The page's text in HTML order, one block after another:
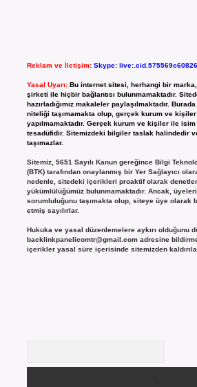
Reklam ve İletişim: Skype:
Yasal Uyarı: Bu internet sitesi, herhangi bir
şirketi ile hiçbir bağlantısı bulunmamaktadır.
hazırladığımız makaleler paylaşılmaktadır.
niteliği taşımamakta olup, gerçek kurum ve kişiler
yapılmamaktadır. Gerçek kurum ve kişiler ile
tesadüfidir. Sitemizdeki bilgiler taslak halindedir
taşımazlar.
Sitemiz, 5651 Sayılı Kanun gereğince Bilgi
(BTK) tarafından onaylanmış bir Yer Sağlayıcı
nedenle, sitedeki içerikleri proaktif olarak
yükümlülüğümüz bulunmamaktadır. Ancak,
sorumluluğunu taşımakta olup, siteye üye olarak
etmiş sayılırlar.
Hukuka ve yasal düzenlemelere aykırı olduğunu
backlinkpanelicomtr@gmail.comadresine
içerikler yasal süre içerisinde sitemizden